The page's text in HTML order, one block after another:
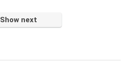
Show next